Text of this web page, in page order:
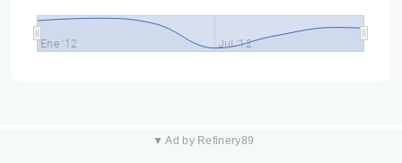
Ene '12 Jul '12
▼ Ad by Refinery89